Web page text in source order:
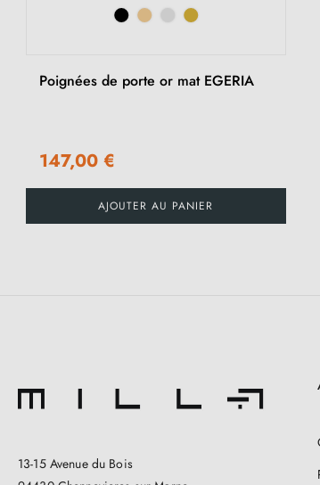
Poignées de porte or mat EGERIA
147,00 €
AJOUTER AU PANIER
13-15 Avenue du Bois